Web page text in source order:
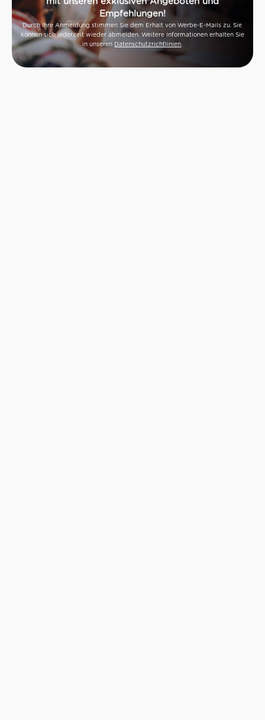
Empfehlungen!
Durch Ihre Anmeldung stimmen Sie dem Erhalt von Werbe-E-Mails zu. Sie
können sich jederzeit wieder abmelden. Weitere Informationen erhalten Sie
in unseren Datenschutzrichtlinien